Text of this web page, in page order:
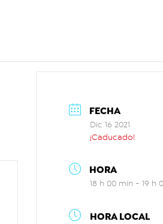
FECHA
Dic 16 2021
¡Caducado!
HORA
18 h 00 min - 19 h
HORA LOCAL